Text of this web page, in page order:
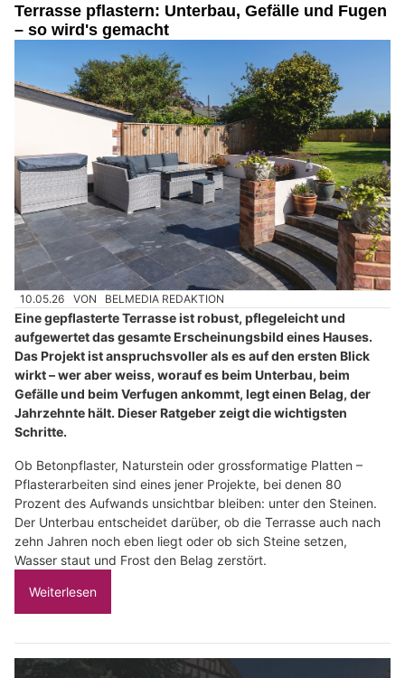
Terrasse pflastern: Unterbau, Gefälle und Fugen
– so wird's gemacht
10.05.26 VON BELMEDIA REDAKTION
Eine gepflasterte Terrasse ist robust, pflegeleicht und
aufgewertet das gesamte Erscheinungsbild eines Hauses.
Das Projekt ist anspruchsvoller als es auf den ersten Blick
wirkt – wer aber weiss, worauf es beim Unterbau, beim
Gefälle und beim Verfugen ankommt, legt einen Belag, der
Jahrzehnte hält. Dieser Ratgeber zeigt die wichtigsten
Schritte.
Ob Betonpflaster, Naturstein oder grossformatige Platten –
Pflasterarbeiten sind eines jener Projekte, bei denen 80
Prozent des Aufwands unsichtbar bleiben: unter den Steinen.
Der Unterbau entscheidet darüber, ob die Terrasse auch nach
zehn Jahren noch eben liegt oder ob sich Steine setzen,
Wasser staut und Frost den Belag zerstört.
Weiterlesen